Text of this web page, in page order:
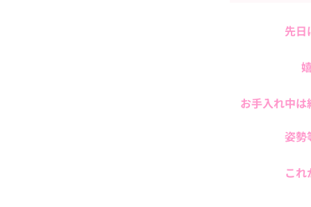
先日
お手入れ中
姿勢
こ